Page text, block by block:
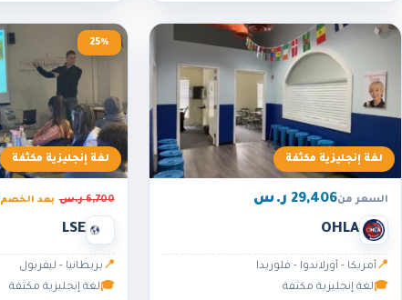
لغة إنجليزية مكثفة
السعر من29,406 ر.س
OHLA
📍 أمريكا - أورلاندوا - فلوريدا
🎓لغة إنجليزية مكثفة
25%
لغة إنجليزية مكثفة
6,700 ر.س بعد الخصم
LSE
📍 بريطانيا - ليفربول
🎓لغة إنجليزية مكثفة